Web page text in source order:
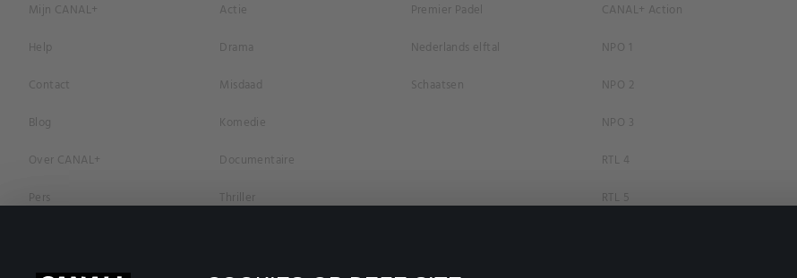
Mijn CANAL+
Help
Contact
Blog
Over CANAL+
Pers
Privacybeleid
Actie
Drama
Misdaad
Komedie
Documentaire
Thriller
Romantiek
Premier Padel
Nederlands elftal
Schaatsen
CANAL+ Action
NPO 1
NPO 2
NPO 3
RTL 4
RTL 5